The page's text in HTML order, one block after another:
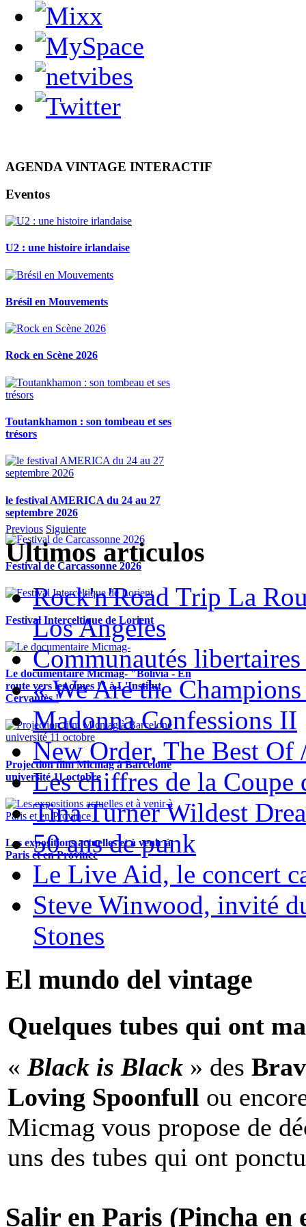
AGENDA VINTAGE INTERACTIF
Eventos
U2 : une histoire irlandaise
Brésil en Mouvements
Rock en Scène 2026
Toutankhamon : son tombeau et ses
trésors
le festival AMERICA du 24 au 27
septembre 2026
Festival de Carcassonne 2026
Festival Interceltique de Lorient
Le documentaire Micmag- "Bolivia - En
route vers les cimes !" à L'Institut
Cervantès !
Projection film Micmag à Barcelone
université 11 octobre
Les expositions actuelles et à venir à
Paris et en Province
Previous Siguiente
Ultimos articulos
Rock'n'Road Trip La
Los Angeles
Communautés libertaires
« We Are the
Madonna Confessions II
New Order, The Best Of
Les chiffres de la Coupe
Tina Turner Wildest
50 ans de punk
Le Live Aid, le concert
Steve Winwood, invité
Stones
El mundo del vintage
Quelques tubes qui ont
« Black is Black » des
Loving Spoonfull ou
Micmag vous propose de
uns des tubes qui ont
Salir en Paris (Pincha en